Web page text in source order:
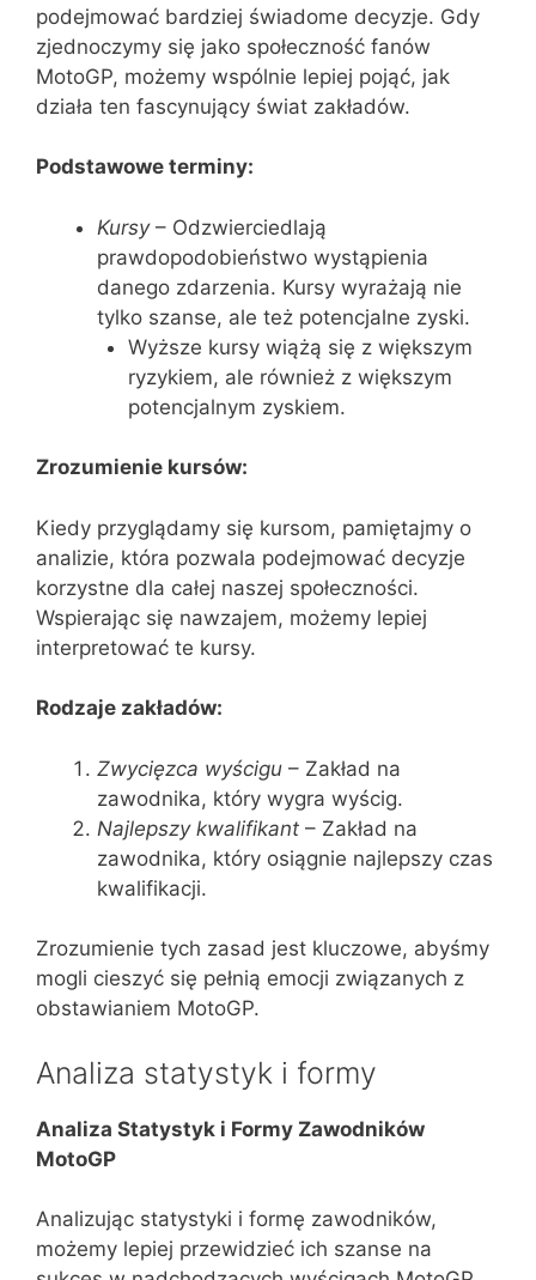
podejmować bardziej świadome decyzje. Gdy
zjednoczymy się jako społeczność fanów
MotoGP, możemy wspólnie lepiej pojąć, jak
działa ten fascynujący świat zakładów.
Podstawowe terminy:
Kursy– Odzwierciedlają
prawdopodobieństwo wystąpienia
danego zdarzenia. Kursy wyrażają nie
tylko szanse, ale też potencjalne zyski.
Wyższe kursy wiążą się z większym
ryzykiem, ale również z większym
potencjalnym zyskiem.
Zrozumienie kursów:
Kiedy przyglądamy się kursom, pamiętajmy o
analizie, która pozwala podejmować decyzje
korzystne dla całej naszej społeczności.
Wspierając się nawzajem, możemy lepiej
interpretować te kursy.
Rodzaje zakładów:
Zwycięzca wyścigu – Zakład na
zawodnika, który wygra wyścig.
Najlepszy kwalifikant – Zakład na
zawodnika, który osiągnie najlepszy czas
kwalifikacji.
Zrozumienie tych zasad jest kluczowe, abyśmy
mogli cieszyć się pełnią emocji związanych z
obstawianiem MotoGP.
Analiza statystyk i formy
Analiza Statystyk i Formy Zawodników
MotoGP
Analizując statystyki i formę zawodników,
możemy lepiej przewidzieć ich szanse na